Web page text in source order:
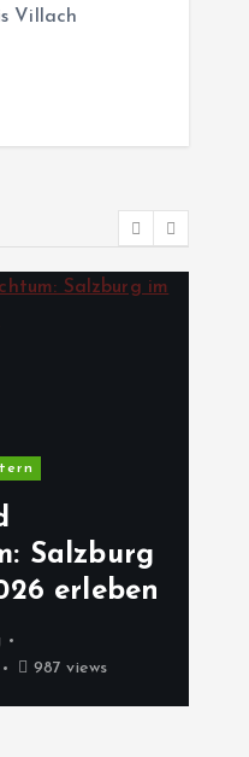
Villach
Salzburg
erleben
987 views